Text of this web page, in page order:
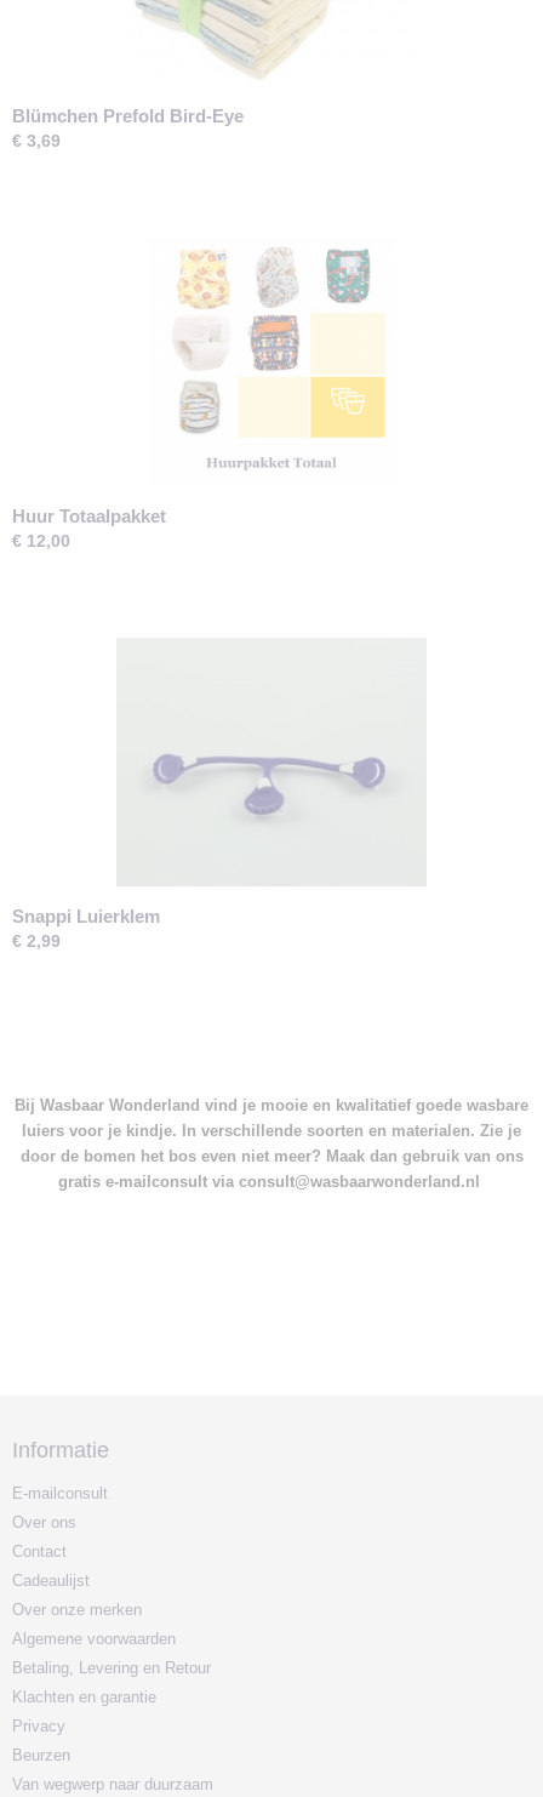
Blümchen Prefold Bird-Eye
€ 3,69
Huur Totaalpakket
€ 12,00
Snappi Luierklem
€ 2,99
Bij Wasbaar Wonderland vind je mooie en kwalitatief goede wasbare
luiers voor je kindje. In verschillende soorten en materialen. Zie je
door de bomen het bos even niet meer? Maak dan gebruik van ons
gratis e-mailconsult via consult@wasbaarwonderland.nl
Informatie
E-mailconsult
Over ons
Contact
Cadeaulijst
Over onze merken
Algemene voorwaarden
Betaling, Levering en Retour
Klachten en garantie
Privacy
Beurzen
Van wegwerp naar duurzaam